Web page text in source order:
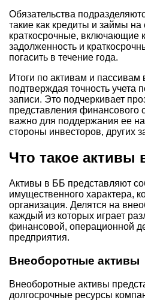
Обязательства
такие как кредиты и займы на
краткосрочные, включающие
задолженность и
погасить в течение года.
Итоги по активам и
подтверждая точность учета
записи. Это подчеркивает
представления финансового
важно для поддержания ее
стороны инвесторов, других
Что такое активы
Активы в ББ представляют
имущественного характера,
организация. Делятся на
каждый из которых играет
финансовой, операционной
предприятия.
Внеоборотные активы
Внеоборотные активы
долгосрочные ресурсы